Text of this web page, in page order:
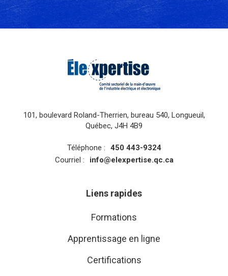
101, boulevard Roland-Therrien, bureau 540, Longueuil,
Québec, J4H 4B9
Téléphone :
450 443-9324
Courriel :
info@elexpertise.qc.ca
Liens rapides
Formations
Apprentissage en ligne
Certifications